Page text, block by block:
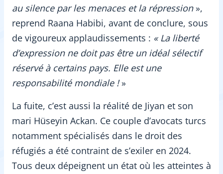
au silence par les menaces et la répression »,
reprend Raana Habibi, avant de conclure, sous
de vigoureux applaudissements : « La liberté
d’expression ne doit pas être un idéal sélectif
réservé à certains pays. Elle est une
responsabilité mondiale !»
La fuite, c’est aussi la réalité de Jiyan et son
mari Hüseyin Ackan. Ce couple d’avocats turcs
notamment spécialisés dans le droit des
réfugiés a été contraint de s’exiler en 2024.
Tous deux dépeignent un état où les atteintes à